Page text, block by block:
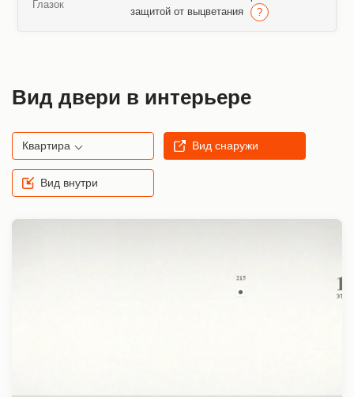
Глазок
защитой от выцветания
Вид двери в интерьере
Квартира Вид снаружи
Вид внутри